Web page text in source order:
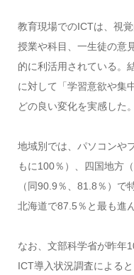
教育現場でのICTは、視
授業や科目、一生徒の意
的に利活用されている。
に対して「学習意欲や集
どの良い変化を実感した。
地域別では、パソコンや
もに100％）、四国地方
（同90.9％、81.8％）で
北海道で87.5％と最も進
なお、文部科学省が昨年
ICT導入状況調査による